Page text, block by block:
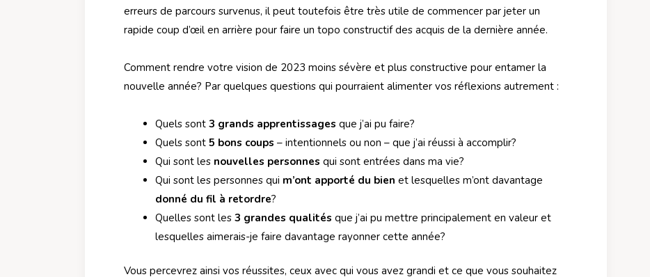
erreurs de parcours survenus, il peut toutefois être très utile de commencer par jeter un
rapide coup d’œil en arrière pour faire un topo constructif des acquis de la dernière année.
Comment rendre votre vision de 2023 moins sévère et plus constructive pour entamer la
nouvelle année? Par quelques questions qui pourraient alimenter vos réflexions autrement :
Quels sont 3 grands apprentissages que j’ai pu faire?
Quels sont 5 bons coups – intentionnels ou non – que j’ai réussi à accomplir?
Qui sont les nouvelles personnes qui sont entrées dans ma vie?
Qui sont les personnes qui m’ont apporté du bien et lesquelles m’ont davantage
donné du fil à retordre?
Quelles sont les 3 grandes qualités que j’ai pu mettre principalement en valeur et
lesquelles aimerais-je faire davantage rayonner cette année?
Vous percevrez ainsi vos réussites, ceux avec qui vous avez grandi et ce que vous souhaitez